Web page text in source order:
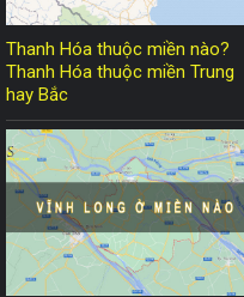
Thanh Hóa thuộc miền nào?
Thanh Hóa thuộc miền Trung
hay Bắc